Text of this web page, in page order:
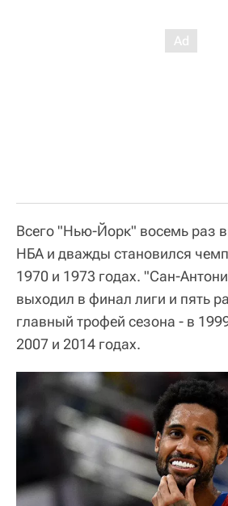
Всего "Нью-Йорк" восемь раз
НБА и дважды становился
1970 и 1973 годах. "Сан-
выходил в финал лиги и пять
главный трофей сезона - в
2007 и 2014 годах.